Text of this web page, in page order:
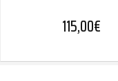
115,00€